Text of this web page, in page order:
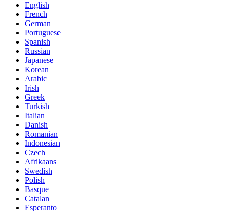
English
French
German
Portuguese
Spanish
Russian
Japanese
Korean
Arabic
Irish
Greek
Turkish
Italian
Danish
Romanian
Indonesian
Czech
Afrikaans
Swedish
Polish
Basque
Catalan
Esperanto